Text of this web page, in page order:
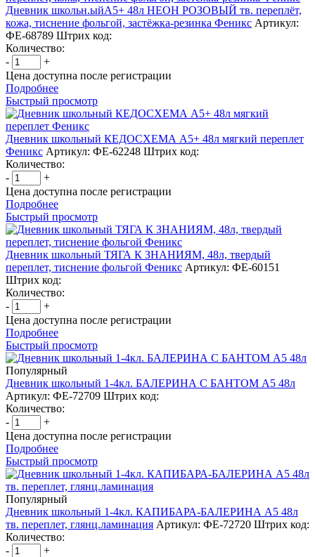
Дневник школьн.ыйА5+ 48л НЕОН РОЗОВЫЙ тв. переплёт,
кожа, тиснение фольгой, застёжка-резинка Феникс Артикул:
ФЕ-68789 Штрих код:
Количество:
-
+
Цена доступна после регистрации
Подробнее
Быстрый просмотр
Дневник школьный КЕДОСХЕМА А5+ 48л мягкий переплет
Феникс Артикул: ФЕ-62248 Штрих код:
Количество:
-
+
Цена доступна после регистрации
Подробнее
Быстрый просмотр
Дневник школьный ТЯГА К ЗНАНИЯМ, 48л, твердый
переплет, тиснение фольгой Феникс Артикул: ФЕ-60151
Штрих код:
Количество:
-
+
Цена доступна после регистрации
Подробнее
Быстрый просмотр
Популярный
Дневник школьный 1-4кл. БАЛЕРИНА С БАНТОМ А5 48л
Артикул: ФЕ-72709 Штрих код:
Количество:
-
+
Цена доступна после регистрации
Подробнее
Быстрый просмотр
Популярный
Дневник школьный 1-4кл. КАПИБАРА-БАЛЕРИНА А5 48л
тв. переплет, глянц.ламинация Артикул: ФЕ-72720 Штрих код:
Количество:
-
+